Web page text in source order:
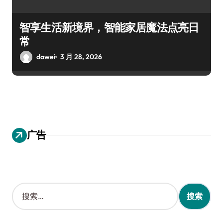
智享生活新境界，智能家居魔法点亮日
常
dawei 3 月 28, 2026
广告
搜
索
：